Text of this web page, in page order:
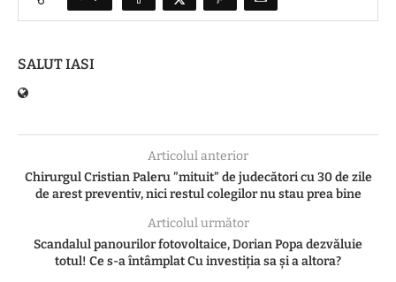
SALUT IASI
Articolul anterior
Chirurgul Cristian Paleru ”mituit” de judecători cu 30 de zile
de arest preventiv, nici restul colegilor nu stau prea bine
Articolul următor
Scandalul panourilor fotovoltaice, Dorian Popa dezvăluie
totul! Ce s-a întâmplat Cu investiția sa și a altora?